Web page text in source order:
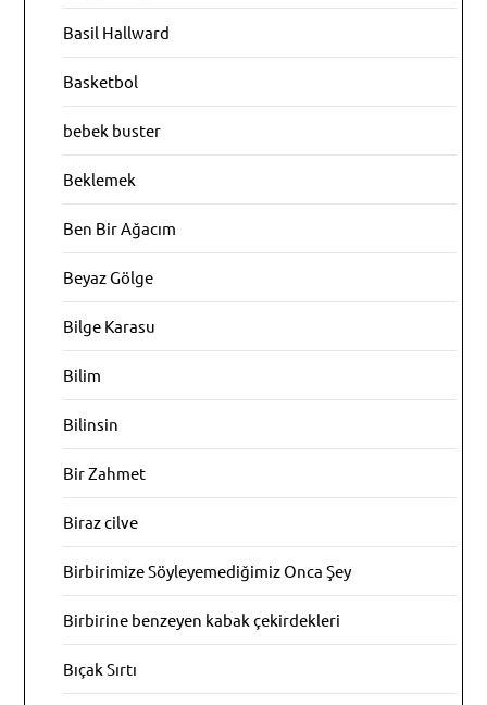
Basil Hallward
Basketbol
bebek buster
Beklemek
Ben Bir Ağacım
Beyaz Gölge
Bilge Karasu
Bilim
Bilinsin
Bir Zahmet
Biraz cilve
Birbirimize Söyleyemediğimiz Onca Şey
Birbirine benzeyen kabak çekirdekleri
Bıçak Sırtı